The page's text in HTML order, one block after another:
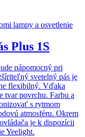
lampy a osvetlenie
Plus 1S
nápomocný pri
svetelný pás je
flexibilný. Vďaka
tvar povrchu. Farbu a
s rytmom
atmosféru. Okrem
je k dispozícii
Yeelight.